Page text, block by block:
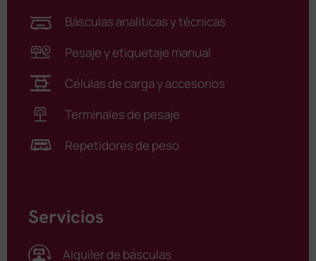
Básculas analíticas y técnicas
Pesaje y etiquetaje manual
Células de carga y accesorios
Terminales de pesaje
Repetidores de peso
Servicios
Alquiler de básculas